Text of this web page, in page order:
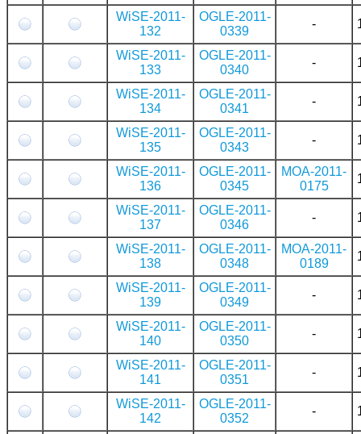
WiSE-2011-
132
OGLE-2011-
0339
-
WiSE-2011-
133
OGLE-2011-
0340
-
WiSE-2011-
134
OGLE-2011-
0341
-
WiSE-2011-
135
OGLE-2011-
0343
-
WiSE-2011-
136
OGLE-2011-
0345
MOA-2011-
0175
WiSE-2011-
137
OGLE-2011-
0346
-
WiSE-2011-
138
OGLE-2011-
0348
MOA-2011-
0189
WiSE-2011-
139
OGLE-2011-
0349
-
WiSE-2011-
140
OGLE-2011-
0350
-
WiSE-2011-
141
OGLE-2011-
0351
-
WiSE-2011-
142
OGLE-2011-
0352
-